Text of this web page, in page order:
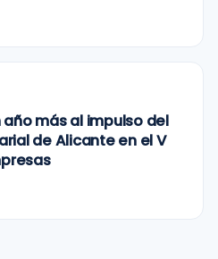
año más al impulso del
de Alicante en el V